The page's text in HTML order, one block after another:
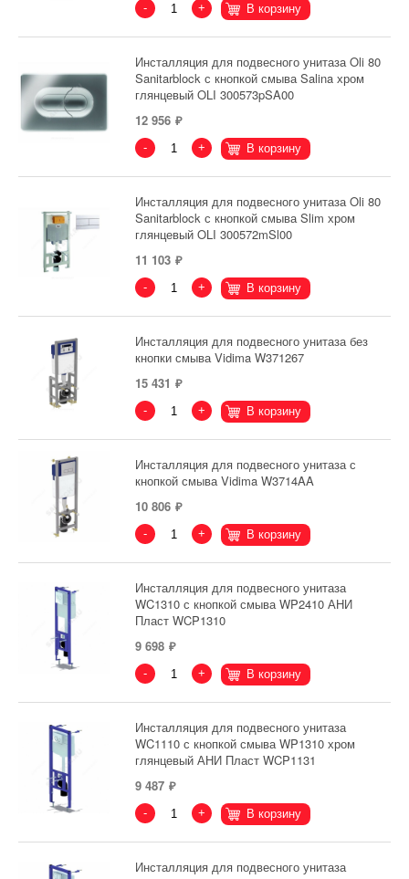
- + В корзину
Инсталляция для подвесного унитаза Oli 80
Sanitarblock с кнопкой смыва Salina хром
глянцевый OLI 300573pSA00
12 956
- + В корзину
Инсталляция для подвесного унитаза Oli 80
Sanitarblock с кнопкой смыва Slim хром
глянцевый OLI 300572mSl00
11 103
- + В корзину
Инсталляция для подвесного унитаза без
кнопки смыва Vidima W371267
15 431
- + В корзину
Инсталляция для подвесного унитаза с
кнопкой смыва Vidima W3714AA
10 806
- + В корзину
Инсталляция для подвесного унитаза
WC1310 с кнопкой смыва WP2410 АНИ
Пласт WCP1310
9 698
- + В корзину
Инсталляция для подвесного унитаза
WC1110 с кнопкой смыва WP1310 хром
глянцевый АНИ Пласт WCP1131
9 487
- + В корзину
Инсталляция для подвесного унитаза